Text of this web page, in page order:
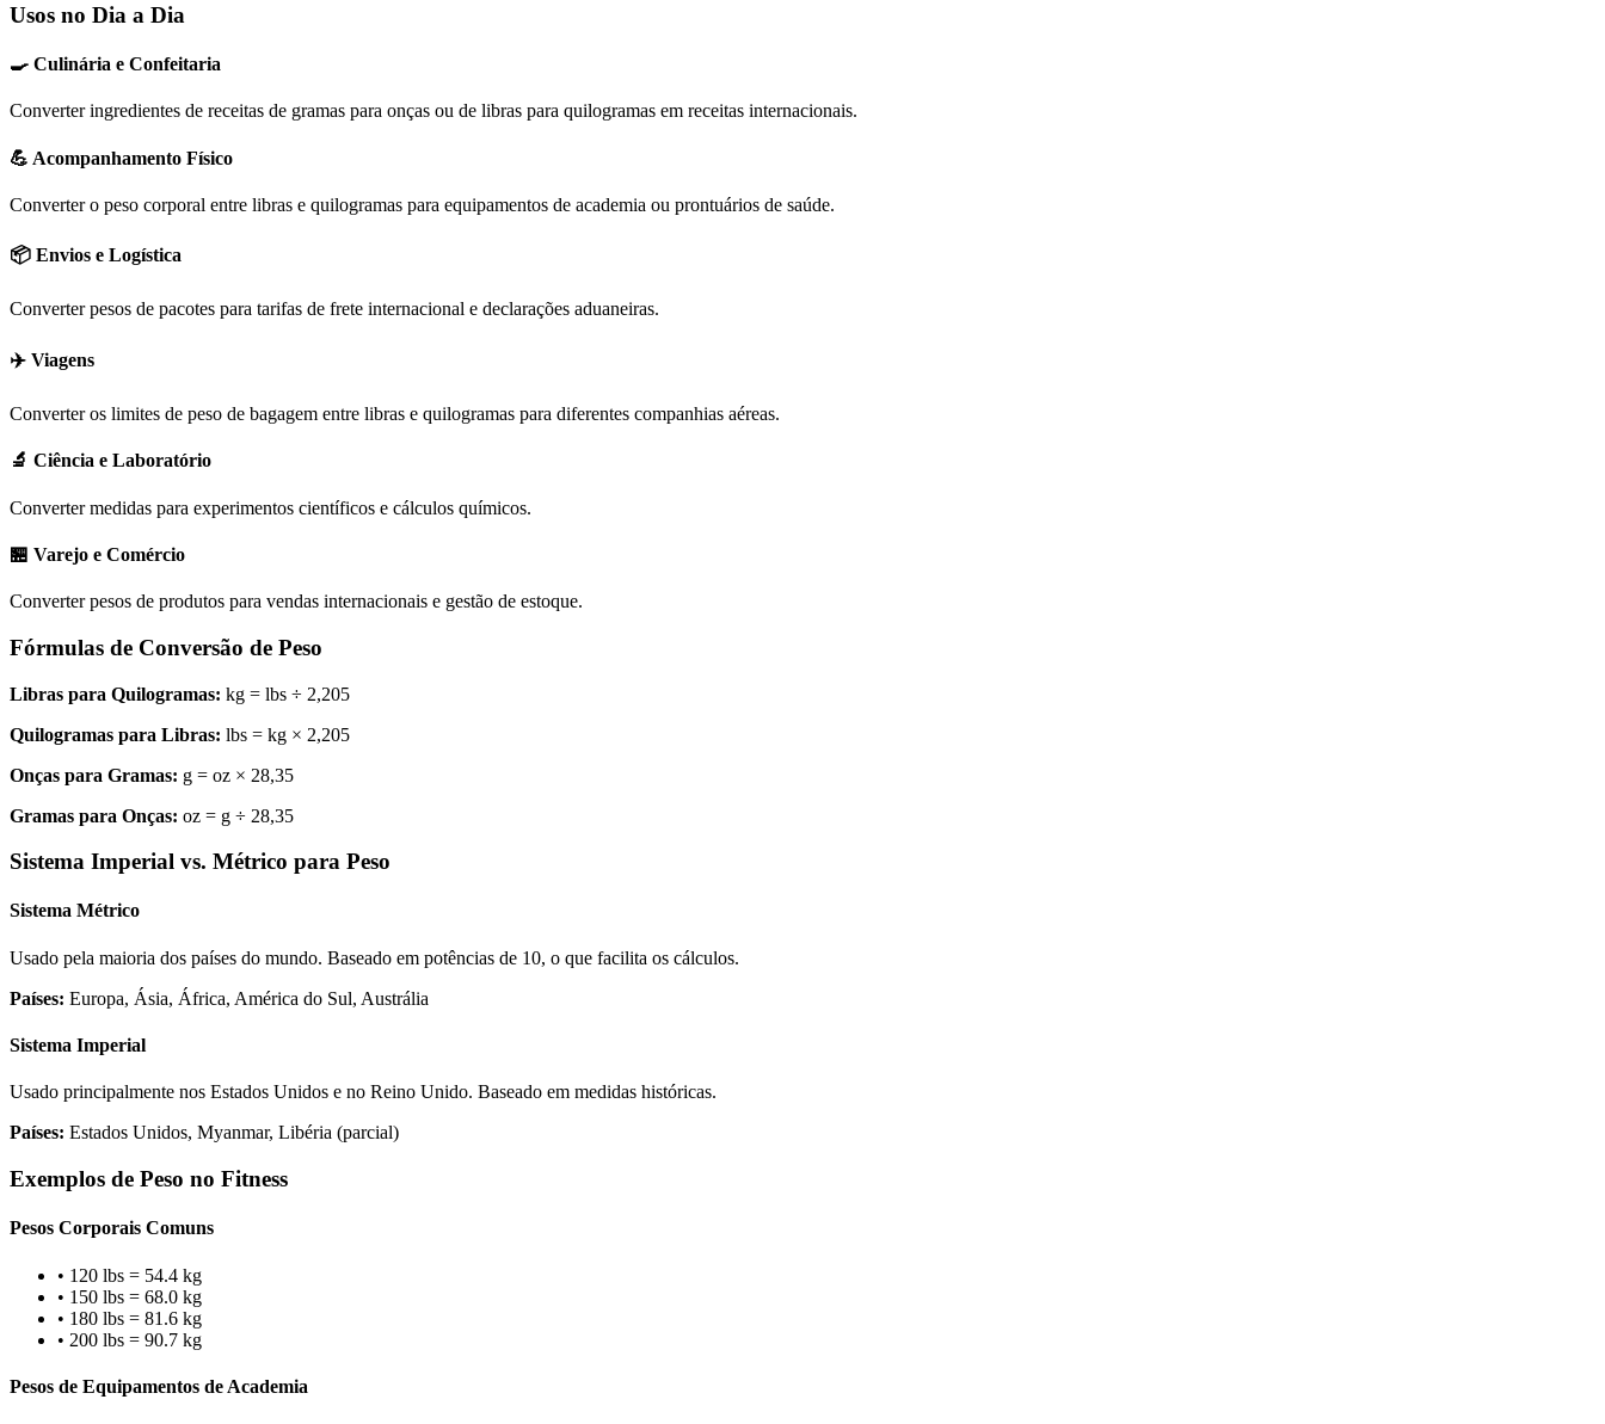
Usos no Dia a Dia
🍳 Culinária e Confeitaria
Converter ingredientes de receitas de gramas para onças ou de libras para quilogramas em receitas internacionais.
💪 Acompanhamento Físico
Converter o peso corporal entre libras e quilogramas para equipamentos de academia ou prontuários de saúde.
📦 Envios e Logística
Converter pesos de pacotes para tarifas de frete internacional e declarações aduaneiras.
✈️ Viagens
Converter os limites de peso de bagagem entre libras e quilogramas para diferentes companhias aéreas.
🔬 Ciência e Laboratório
Converter medidas para experimentos científicos e cálculos químicos.
🏪 Varejo e Comércio
Converter pesos de produtos para vendas internacionais e gestão de estoque.
Fórmulas de Conversão de Peso
Libras para Quilogramas: kg = lbs ÷ 2,205
Quilogramas para Libras: lbs = kg × 2,205
Onças para Gramas: g = oz × 28,35
Gramas para Onças: oz = g ÷ 28,35
Sistema Imperial vs. Métrico para Peso
Sistema Métrico
Usado pela maioria dos países do mundo. Baseado em potências de 10, o que facilita os cálculos.
Países: Europa, Ásia, África, América do Sul, Austrália
Sistema Imperial
Usado principalmente nos Estados Unidos e no Reino Unido. Baseado em medidas históricas.
Países: Estados Unidos, Myanmar, Libéria (parcial)
Exemplos de Peso no Fitness
Pesos Corporais Comuns
• 120 lbs = 54.4 kg
• 150 lbs = 68.0 kg
• 180 lbs = 81.6 kg
• 200 lbs = 90.7 kg
Pesos de Equipamentos de Academia